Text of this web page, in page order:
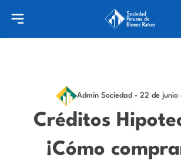
Admin Sociedad - 22 de junio
Créditos
¡Cómo